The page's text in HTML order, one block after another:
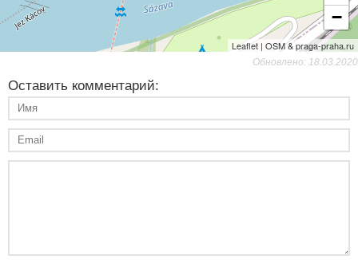
−
Leaflet | OSM & praga-praha.ru
Обновлено: 18.03.2020
Оставить комментарий: